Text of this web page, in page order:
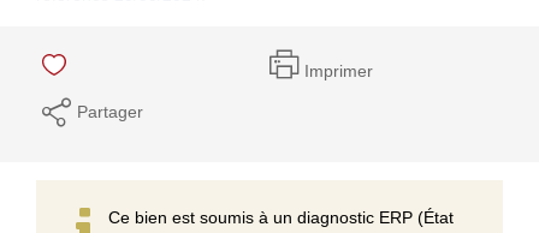
Imprimer
Partager
Ce bien est soumis à un diagnostic ERP (État